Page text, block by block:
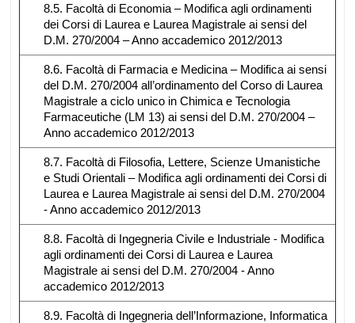
8.5. Facoltà di Economia – Modifica agli ordinamenti
dei Corsi di Laurea e Laurea Magistrale ai sensi del
D.M. 270/2004 – Anno accademico 2012/2013
8.6. Facoltà di Farmacia e Medicina – Modifica ai sensi
del D.M. 270/2004 all’ordinamento del Corso di Laurea
Magistrale a ciclo unico in Chimica e Tecnologia
Farmaceutiche (LM 13) ai sensi del D.M. 270/2004 –
Anno accademico 2012/2013
8.7. Facoltà di Filosofia, Lettere, Scienze Umanistiche
e Studi Orientali – Modifica agli ordinamenti dei Corsi di
Laurea e Laurea Magistrale ai sensi del D.M. 270/2004
- Anno accademico 2012/2013
8.8. Facoltà di Ingegneria Civile e Industriale - Modifica
agli ordinamenti dei Corsi di Laurea e Laurea
Magistrale ai sensi del D.M. 270/2004 - Anno
accademico 2012/2013
8.9. Facoltà di Ingegneria dell’Informazione, Informatica